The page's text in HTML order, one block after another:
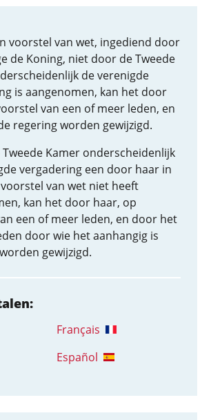
voorstel van wet, ingediend door
de Koning, niet door de Tweede
de verenigde
is aangenomen, kan het door
van een of meer leden, en
regering worden gewijzigd.
Tweede Kamer onderscheidenlijk
vergadering een door haar in
van wet niet heeft
kan het door haar, op
een of meer leden, en door het
door wie het aanhangig is
gewijzigd.
Français
Español